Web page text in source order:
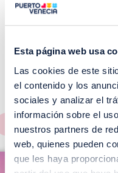
Esta página web usa
Las cookies de este
el contenido y los
sociales y analizar el
información sobre el
nuestros partners de
web, quienes pueden
que les haya
¡No te pierdas
EVENTOS!
Ver todos >
m